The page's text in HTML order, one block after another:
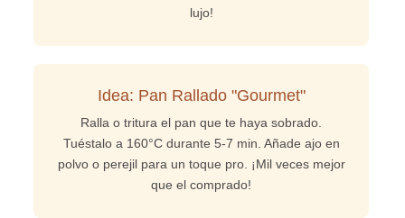
lujo!
Idea: Pan Rallado "Gourmet"
Ralla o tritura el pan que te haya sobrado.
Tuéstalo a 160°C durante 5-7 min. Añade ajo en
polvo o perejil para un toque pro. ¡Mil veces mejor
que el comprado!